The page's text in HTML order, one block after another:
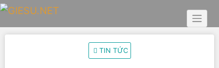
Skip
content
TIN TỨC